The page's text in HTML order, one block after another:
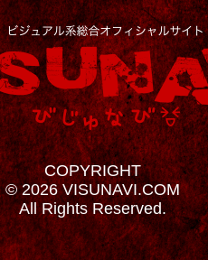
COPYRIGHT
© 2026 VISUNAVI.COM
All Rights Reserved.